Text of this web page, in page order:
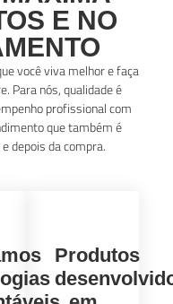
E NO
você viva melhor e faça
Para nós, qualidade é
profissional com
que também é
depois da compra.
Produtos